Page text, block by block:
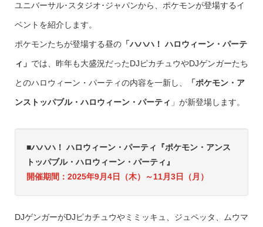
ユニバーサル･スタジオ･ジャパンから、ポケモンが登場するイ
ベントを紹介します。
ポケモンたちが登場する昼の「ハハハ！ ハロウィーン・パーテ
ィ」 では、昨年も大盛況だったDJピカチュウやDJゲンガーたち
とのハロウィーン・パーティの内容を一新し、 「ポケモン・ア
ンストッパブル・ハロウィーン・パーティ 」が新登場します。
■ハハハ！ ハロウィーン・パーティ
『ポケモン・アンス
トッパブル・ハロウィーン・パーティ』
開催期間： 2025年9月4日（木）～11月3日（月）
DJゲンガーがDJピカチュウやミミッキュ、ジュペッタ、ムウマ